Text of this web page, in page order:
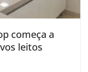
começa a
leitos